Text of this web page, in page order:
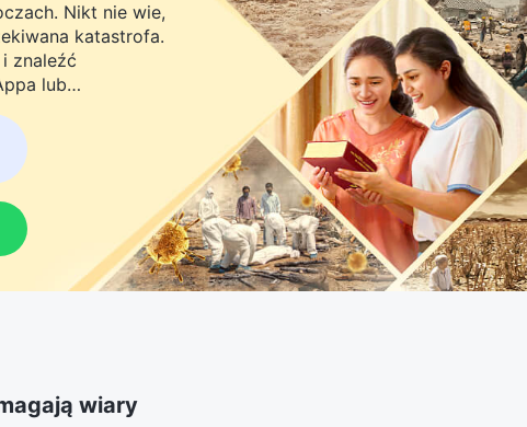
Nikt nie wie,
katastrofa.
znaleźć
lub
Nie odkładaj
wiary